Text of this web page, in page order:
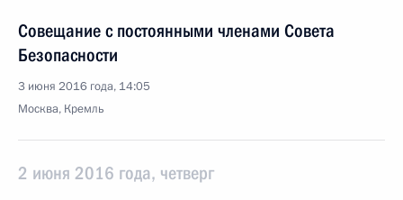
Совещание с постоянными членами Совета
Безопасности
3 июня 2016 года, 14:05
Москва, Кремль
2 июня 2016 года, четверг